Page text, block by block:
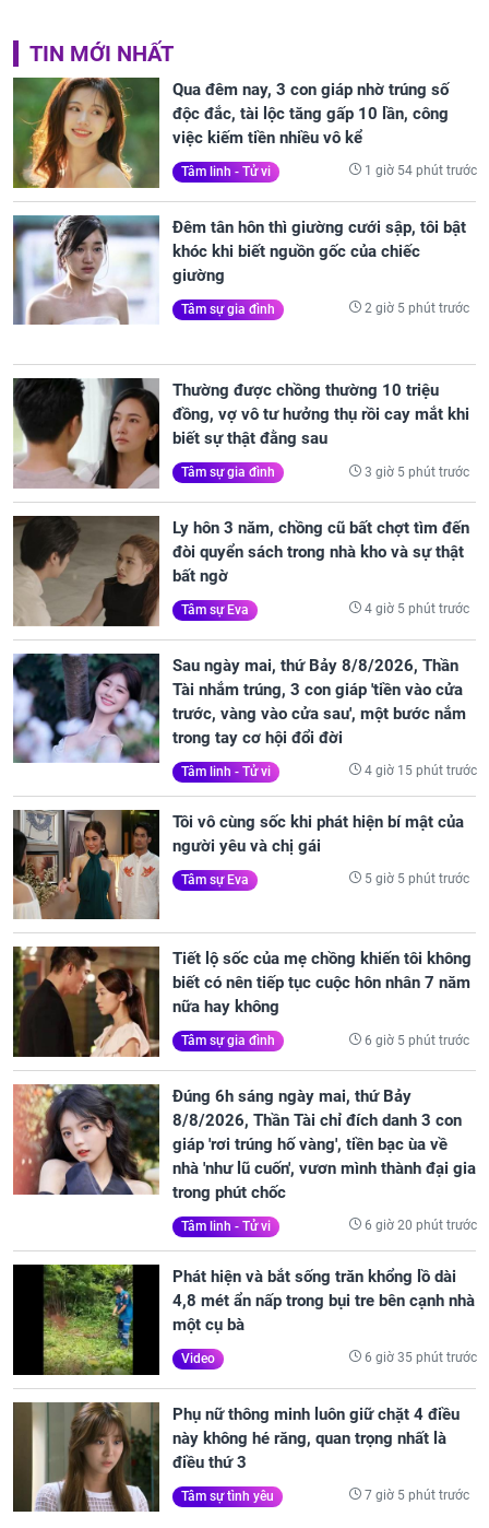
TIN MỚI NHẤT
Qua đêm nay, 3 con giáp nhờ trúng số
độc đắc, tài lộc tăng gấp 10 lần, công
việc kiếm tiền nhiều vô kể
Tâm linh - Tử vi 1 giờ 54 phút trước
Đêm tân hôn thì giường cưới sập, tôi bật
khóc khi biết nguồn gốc của chiếc
giường
Tâm sự gia đình 2 giờ 5 phút trước
Thường được chồng thường 10 triệu
đồng, vợ vô tư hưởng thụ rồi cay mắt khi
biết sự thật đằng sau
Tâm sự gia đình 3 giờ 5 phút trước
Ly hôn 3 năm, chồng cũ bất chợt tìm đến
đòi quyển sách trong nhà kho và sự thật
bất ngờ
Tâm sự Eva 4 giờ 5 phút trước
Sau ngày mai, thứ Bảy 8/8/2026, Thần
Tài nhắm trúng, 3 con giáp 'tiền vào cửa
trước, vàng vào cửa sau', một bước nắm
trong tay cơ hội đổi đời
Tâm linh - Tử vi 4 giờ 15 phút trước
Tôi vô cùng sốc khi phát hiện bí mật của
người yêu và chị gái
Tâm sự Eva 5 giờ 5 phút trước
Tiết lộ sốc của mẹ chồng khiến tôi không
biết có nên tiếp tục cuộc hôn nhân 7 năm
nữa hay không
Tâm sự gia đình 6 giờ 5 phút trước
Đúng 6h sáng ngày mai, thứ Bảy
8/8/2026, Thần Tài chỉ đích danh 3 con
giáp 'rơi trúng hố vàng', tiền bạc ùa về
nhà 'như lũ cuốn', vươn mình thành đại gia
trong phút chốc
Tâm linh - Tử vi 6 giờ 20 phút trước
Phát hiện và bắt sống trăn khổng lồ dài
4,8 mét ẩn nấp trong bụi tre bên cạnh nhà
một cụ bà
Video 6 giờ 35 phút trước
Phụ nữ thông minh luôn giữ chặt 4 điều
này không hé răng, quan trọng nhất là
điều thứ 3
Tâm sự tình yêu 7 giờ 5 phút trước